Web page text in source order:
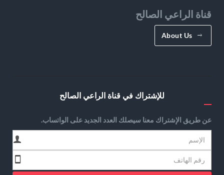
قناة الراعي الصالح
About Us
للإشتراك في قناة الراعي الصالح
عن طريق الإشتراك معنا سيصلك العدد الجديد على الواتساب.